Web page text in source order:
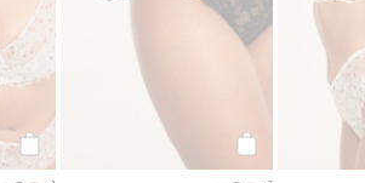
Osta Osta